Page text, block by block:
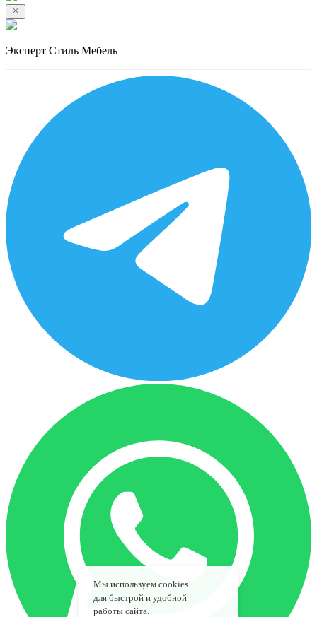
Эксперт Стиль Мебель
Мы используем cookies
для быстрой и удобной
работы сайта.